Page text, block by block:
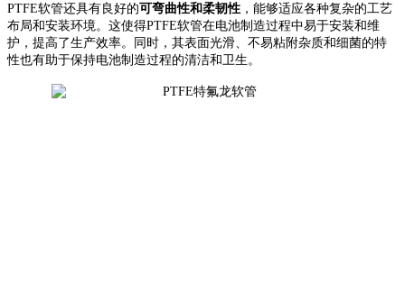
PTFE软管还具有良好的可弯曲性和柔韧性 ，能够适应各种复杂的工艺
布局和安装环境。这使得PTFE软管在电池制造过程中易于安装和维
护，提高了生产效率。同时，其表面光滑、不易粘附杂质和细菌的特
性也有助于保持电池制造过程的清洁和卫生。